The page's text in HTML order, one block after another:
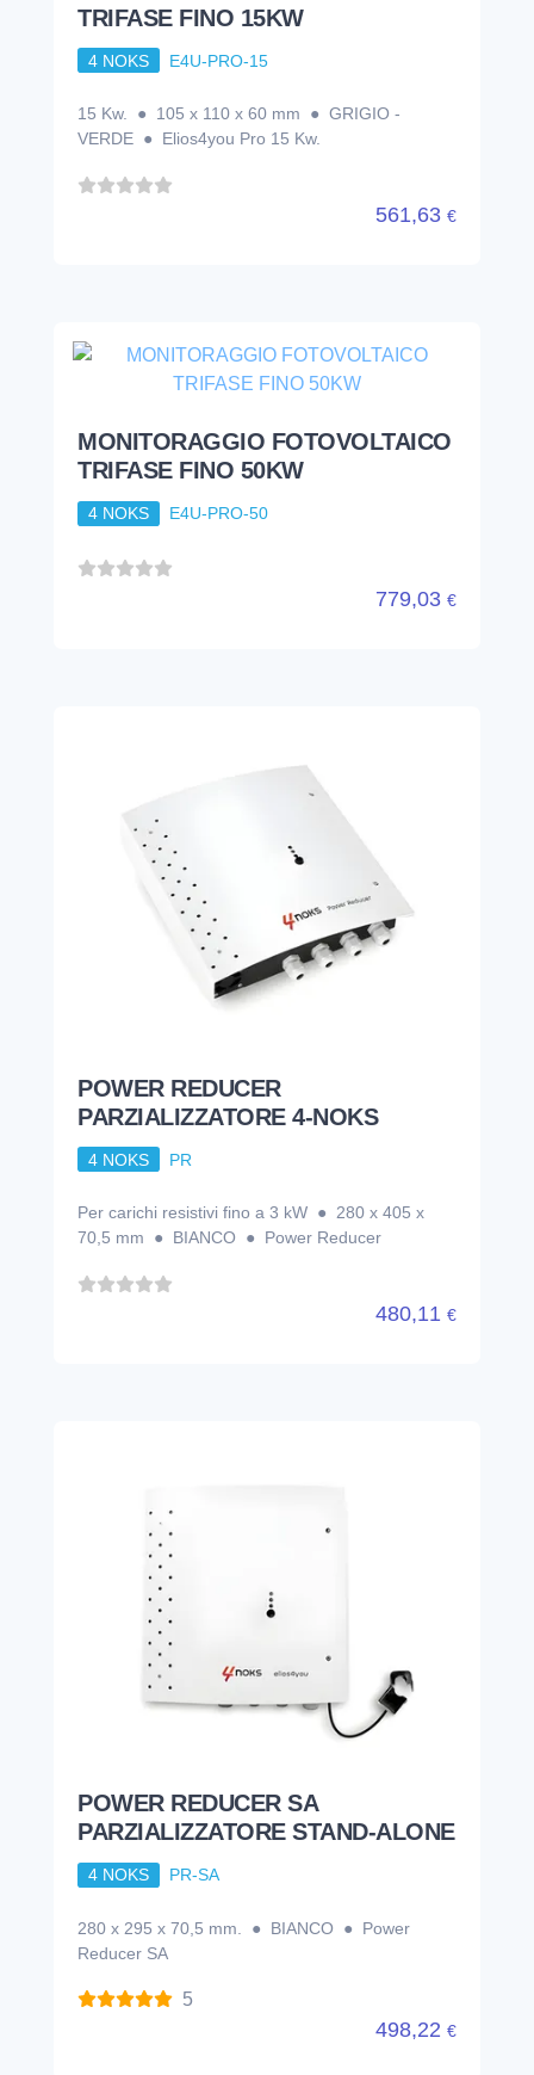
TRIFASE FINO 15KW
4 NOKS E4U-PRO-15
15 Kw. ● 105 x 110 x 60 mm ● GRIGIO -
VERDE ● Elios4you Pro 15 Kw.
561,63 €
MONITORAGGIO FOTOVOLTAICO
TRIFASE FINO 50KW
4 NOKS E4U-PRO-50
779,03 €
POWER REDUCER
PARZIALIZZATORE 4-NOKS
4 NOKS PR
Per carichi resistivi fino a 3 kW ● 280 x 405 x
70,5 mm ● BIANCO ● Power Reducer
480,11 €
POWER REDUCER SA
PARZIALIZZATORE STAND-ALONE
4 NOKS PR-SA
280 x 295 x 70,5 mm. ● BIANCO ● Power
Reducer SA
5
498,22 €